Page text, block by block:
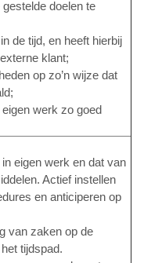
doelen te
de tijd, en heeft hierbij
klant;
op zo’n wijze dat
werk zo goed
eigen werk en dat van
Actief instellen
en anticiperen op
van zaken op de
tijdspad.